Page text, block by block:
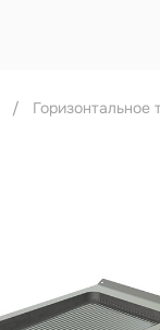
Горизонтальное